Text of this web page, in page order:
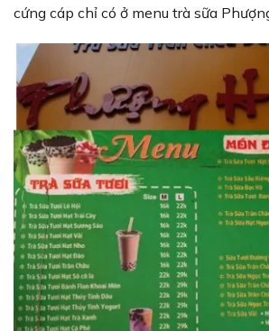
cứng cáp chỉ có ở menu trà sữa